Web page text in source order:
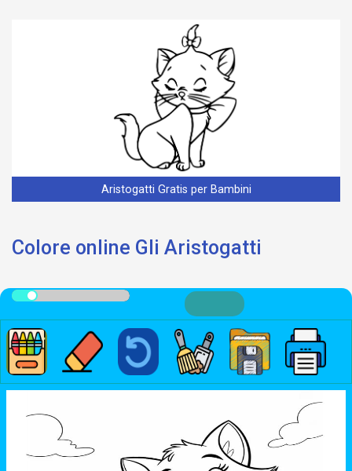
Aristogatti Gratis per Bambini
Colore online Gli Aristogatti